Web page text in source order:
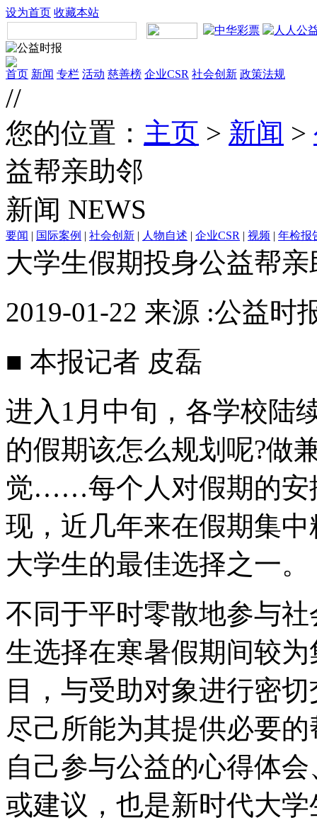
设为首页 收藏本站
首页 新闻 专栏 活动 慈善榜 企业CSR 社会创新 政策法规
//
您的位置： 主页 > 新闻 >
益帮亲助邻
新闻 NEWS
要闻 | 国际案例 | 社会创新 | 人物自述 | 企业CSR | 视频 | 年检报
大学生假期投身公益帮亲
2019-01-22 来源 :公益时
■ 本报记者 皮磊
进入1月中旬，各学校陆
的假期该怎么规划呢?做
觉……每个人对假期的安
现，近几年来在假期集
大学生的最佳选择之一。
不同于平时零散地参与
生选择在寒暑假期间较
目，与受助对象进行密
尽己所能为其提供必要
自己参与公益的心得体
或建议，也是新时代大